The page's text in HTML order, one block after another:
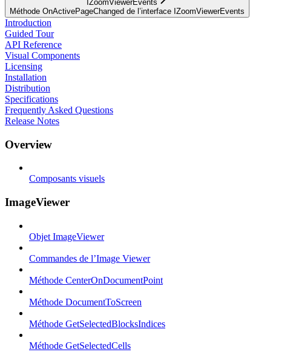
IZoomViewerEvents
Méthode OnActivePageChanged de l’interface IZoomViewerEvents
Introduction
Guided Tour
API Reference
Visual Components
Licensing
Installation
Distribution
Specifications
Frequently Asked Questions
Release Notes
Overview
Composants visuels
ImageViewer
Objet ImageViewer
Commandes de l’Image Viewer
Méthode CenterOnDocumentPoint
Méthode DocumentToScreen
Méthode GetSelectedBlocksIndices
Méthode GetSelectedCells